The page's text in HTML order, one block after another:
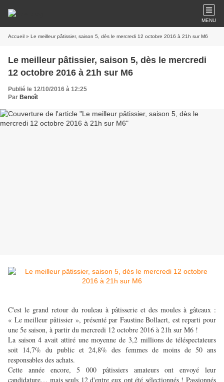
MENU
Accueil » Le meilleur pâtissier, saison 5, dès le mercredi 12 octobre 2016 à 21h sur M6
Le meilleur pâtissier, saison 5, dès le mercredi
12 octobre 2016 à 21h sur M6
Publié le 12/10/2016 à 12:25
Par Benoît
C'est le grand retour du rouleau à pâtisserie et des moules à gâteaux :
« Le meilleur pâtissier », présenté par Faustine Bollaert, est reparti pour
une 5e saison, à partir du mercredi 12 octobre 2016 à 21h sur M6 !
La saison 4 avait attiré une moyenne de 3,2 millions de téléspectateurs
soit 14,7% du public et 24,8% des femmes de moins de 50 ans
responsables des achats.
Cette année encore, 5 000 pâtissiers amateurs ont envoyé leur
candidature… mais seuls 12 d'entre eux ont été sélectionnés ! Passionnés